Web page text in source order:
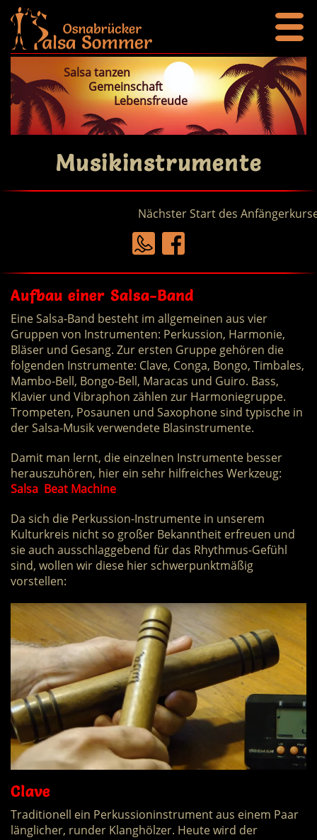
Salsa tanzen
Gemeinschaft
Lebensfreude
Musikinstrumente
Nächster Start des Anfängerkurses
Aufbau einer Salsa-Band
Eine Salsa-Band besteht im allgemeinen aus vier
Gruppen von Instrumenten: Perkussion, Harmonie,
Bläser und Gesang. Zur ersten Gruppe gehören die
folgenden Instrumente: Clave, Conga, Bongo, Timbales,
Mambo-Bell, Bongo-Bell, Maracas und Guiro. Bass,
Klavier und Vibraphon zählen zur Harmoniegruppe.
Trompeten, Posaunen und Saxophone sind typische in
der Salsa-Musik verwendete Blasinstrumente.
Damit man lernt, die einzelnen Instrumente besser
herauszuhören, hier ein sehr hilfreiches Werkzeug:
Salsa Beat Machine
Da sich die Perkussion-Instrumente in unserem
Kulturkreis nicht so großer Bekanntheit erfreuen und
sie auch ausschlaggebend für das Rhythmus-Gefühl
sind, wollen wir diese hier schwerpunktmäßig
vorstellen:
Clave
Traditionell ein Perkussioninstrument aus einem Paar
länglicher, runder Klanghölzer. Heute wird der